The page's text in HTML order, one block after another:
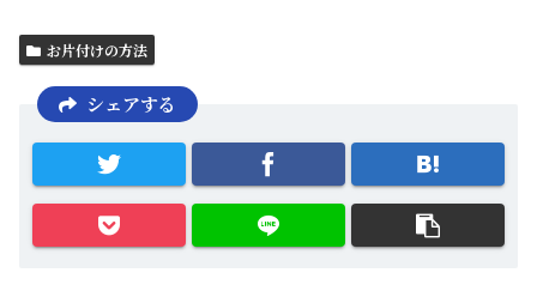
お片付けの方法
シェアする